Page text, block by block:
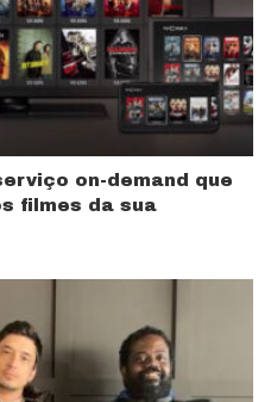
on-demand que
filmes da sua